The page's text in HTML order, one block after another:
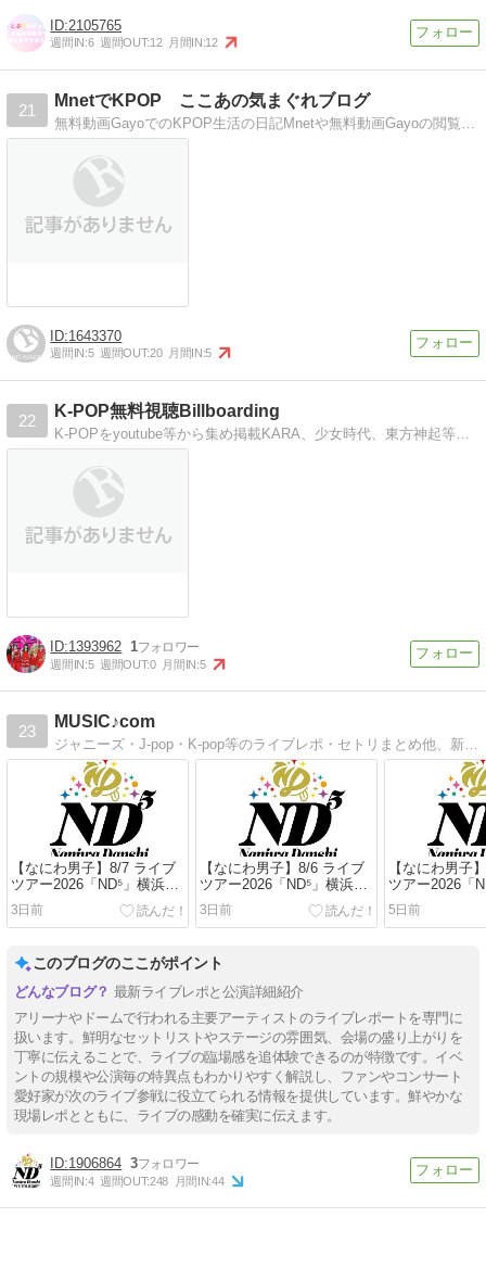
2105765
週間IN:6 週間OUT:12 月間IN:12
21
MnetでKPOP ここあの気まぐれブログ
無料動画GayoでのKPOP生活の日記Mnetや無料動画Gayoの閲覧方法、応援中のU-KISSやFcuzの情報
1643370
週間IN:5 週間OUT:20 月間IN:5
22
K-POP無料視聴Billboarding
K-POPをyoutube等から集め掲載KARA、少女時代、東方神起等のＫ−POPをyoutube等から掲載。
1393962 1
週間IN:5 週間OUT:0 月間IN:5
23
MUSIC♪com
【なにわ男子】8/7 ライブ
ツアー2026「ND⁵」横浜ア
リーナ 3日目 セトリ＆レポ
まとめ
3日前
【なにわ男子】8/6 ライブ
ツアー2026「ND⁵」横浜ア
リーナ 2日目 セトリ＆レポ
まとめ
3日前
【なにわ男子
ツアー2026「
リーナ 初日
まとめ
5日前
このブログのここがポイント
最新ライブレポと公演詳細紹介
アリーナやドームで行われる主要アーティストのライブレポートを専門に
扱います。鮮明なセットリストやステージの雰囲気、会場の盛り上がりを
丁寧に伝えることで、ライブの臨場感を追体験できるのが特徴です。イベ
ントの規模や公演毎の特異点もわかりやすく解説し、ファンやコンサート
愛好家が次のライブ参戦に役立てられる情報を提供しています。鮮やかな
現場レポとともに、ライブの感動を確実に伝えます。
1906864 3
週間IN:4 週間OUT:248 月間IN:44